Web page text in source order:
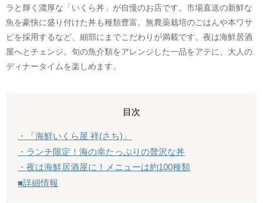
ラと輝く濃厚な「いくら丼」が自慢のお店です。市場直送の新鮮な
魚を豪快に盛り付けた丼も種類豊富。無農薬栽培のごはんや本ワサ
ビを採用するなど、細部にまでこだわりが満載です。夜は海鮮居酒
屋へとチェンジ。旬の魚介類をアレンジした一品をアテに、大人の
ディナータイムを楽しめます。
目次
・「海鮮いくら屋 祥(さち)」
・ランチ限定！海の幸たっぷりの贅沢な丼
・夜は海鮮居酒屋に！メニューは約100種類
■詳細情報